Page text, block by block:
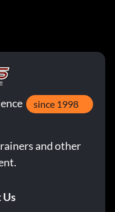
since 1998
and other